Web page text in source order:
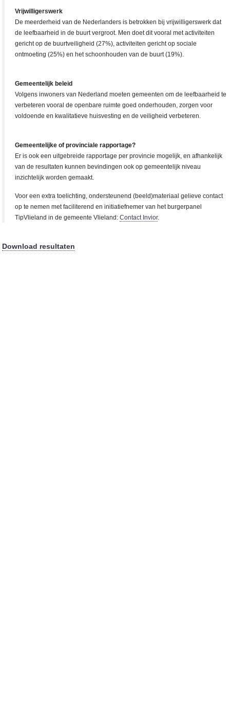
Vrijwilligerswerk
De meerderheid van de Nederlanders is betrokken bij vrijwilligerswerk dat
de leefbaarheid in de buurt vergroot. Men doet dit vooral met activiteiten
gericht op de buurtveiligheid (27%), activiteiten gericht op sociale
ontmoeting (25%) en het schoonhouden van de buurt (19%).
Gemeentelijk beleid
Volgens inwoners van Nederland moeten gemeenten om de leefbaarheid te
verbeteren vooral de openbare ruimte goed onderhouden, zorgen voor
voldoende en kwalitatieve huisvesting en de veiligheid verbeteren.
Gemeentelijke of provinciale rapportage?
Er is ook een uitgebreide rapportage per provincie mogelijk, en afhankelijk
van de resultaten kunnen bevindingen ook op gemeentelijk niveau
inzichtelijk worden gemaakt.
Voor een extra toelichting, ondersteunend (beeld)materiaal gelieve contact
op te nemen met faciliterend en initiatiefnemer van het burgerpanel
TipVlieland in de gemeente Vlieland:Contact Invior.
Download resultaten